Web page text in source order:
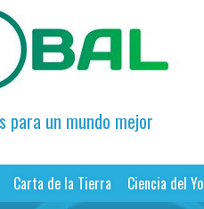
para un mundo mejor
Carta de la Tierra Ciencia del Yo